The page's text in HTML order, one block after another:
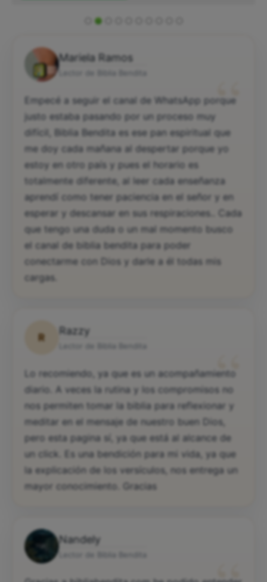
Mariela Ramos
“
Empecé a seguir el canal de WhatsApp porque
justo estaba pasando por un proceso muy
difícil, Biblia Bendita es ese pan espiritual que
me doy cada mañana al despertar porque yo
estoy en otro país y pues el horario es
totalmente diferente, al leer cada enseñanza
aprendí como tener paciencia en el señor y en
esperar y descansar en sus respiraciones.. Cada
que tengo una duda o un mal momento busco
el canal de biblia bendita para poder
conectarme con Dios y darle a él todas mis
cargas.
R
Razzy
“
Lo recomiendo, ya que es un acompañamiento
diario. A veces la rutina y los compromisos no
nos permiten tomar la biblia para reflexionar y
meditar en el mensaje de nuestro buen Dios,
pero esta pagina sí, ya que está al alcance de
un click. Es una bendición para mi vida, ya que
la explicación de los versículos, nos entrega un
mayor conocimiento. Gracias
Nandely